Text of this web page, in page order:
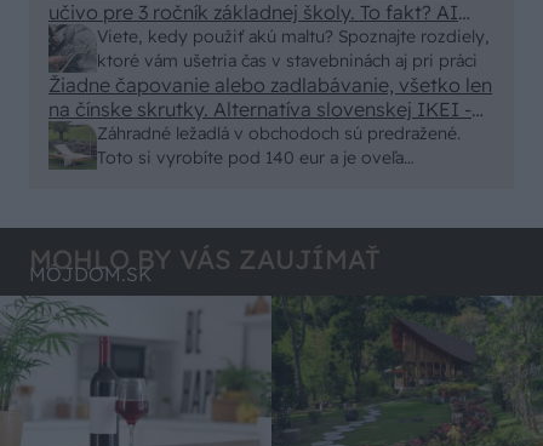
Viete, kedy použiť akú maltu? Spoznajte rozdiely,
ktoré vám ušetria čas v stavebninách aj pri práci
učivo pre 3 ročník základnej školy. To fakt? AI
alebo nejaka kniha z VŠ? Dnešné rychlotvrdnuce
malty - pevnosť 40 Mpa a doba schnutia tak 15
minut , k tomu vodotesné s kryštálikou. A rozdiel
- schnutie a zretie. Nič?
Záhradné ležadlá v obchodoch sú predražené.
Toto si vyrobíte pod 140 eur a je oveľa
Žiadne čapovanie alebo zadlabávanie, všetko len
na čínske skrutky. Alternatíva slovenskej IKEI -
čo sa týka pevnosti. Autor si nedal veľa námahy s
remeselným spracovaním, škoda. No lepšie než
MOHLO BY VÁS ZAUJÍMAŤ
MÔJDOM.SK